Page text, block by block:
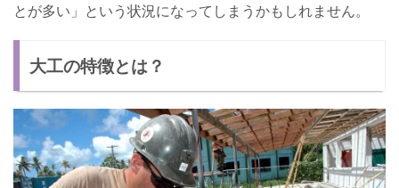
とが多い」という状況になってしまうかもしれません。
大工の特徴とは？